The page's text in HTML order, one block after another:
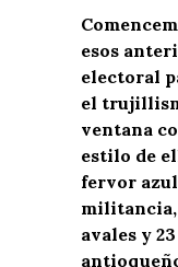
esos
electoral
el
ventana
estilo de
fervor
militancia,
avales y